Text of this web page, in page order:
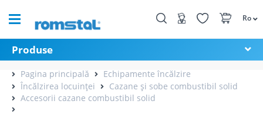
Ro
Produse
Pagina principală
Echipamente încălzire
Încălzirea locuinței
Cazane și sobe combustibil solid
Accesorii cazane combustibil solid